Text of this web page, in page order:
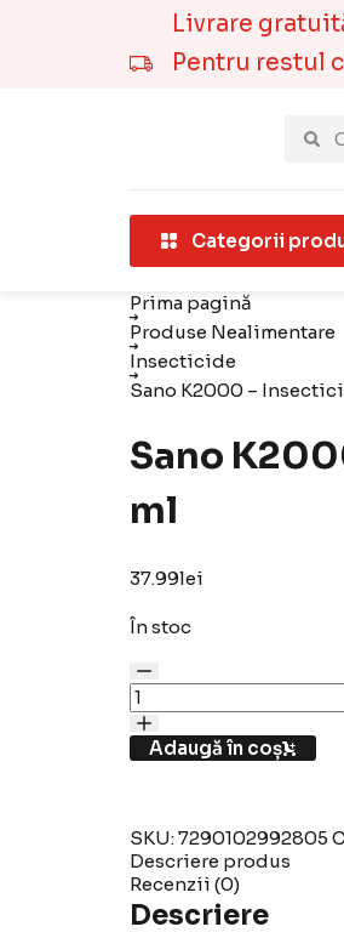
Livrare
Pentru restul
Categorii
Prima pagină
Produse Nealimentare
Insecticide
Sano K2000 –
Sano
ml
37.99lei
În stoc
Cantitate
Sano
K2000
-
Insecticid
efect
de
lunga
durata,
spray,
Adaugă în coș
SKU:7290102992805
Descriere produs
Recenzii (0)
Descriere